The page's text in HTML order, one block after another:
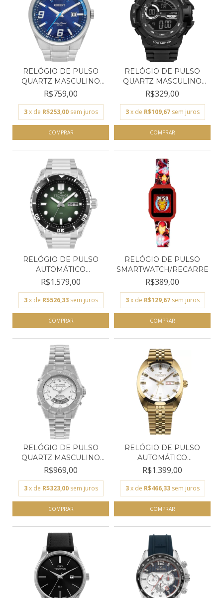
RELÓGIO DE PULSO
QUARTZ MASCULINO
ORIENT...
R$759,00
3 x de R$253,00 sem juros
RELÓGIO DE PULSO
QUARTZ MASCULINO
MORMAI...
R$329,00
3 x de R$109,67 sem juros
RELÓGIO DE PULSO
AUTOMÁTICO
MASCULINO TE...
R$1.579,00
3 x de R$526,33 sem juros
RELÓGIO DE PULSO
SMARTWATCH/
R$389,00
3 x de R$129,67 sem juros
RELÓGIO DE PULSO
QUARTZ MASCULINO
TECHNO...
R$969,00
3 x de R$323,00 sem juros
RELÓGIO DE PULSO
AUTOMÁTICO
MASCULINO TE...
R$1.399,00
3 x de R$466,33 sem juros